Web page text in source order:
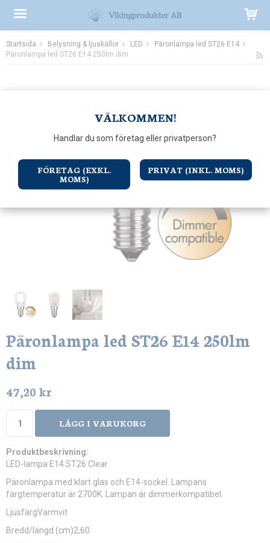
VÄLKOMMEN!
Handlar du som företag eller privatperson?
FÖRETAG (EXKL.
MOMS)
PRIVAT (INKL. MOMS)
Produkten har blivit tillagd i varukorgen
Startsida Belysning & ljuskällor LED
Päronlampa led ST26 E14
Päronlampa led ST26 E14 250lm dim
Päronlampa led ST26 E14 250lm
dim
47,20 kr
LÄGG I VARUKORG
Produktbeskrivning:
LED-lampa E14 ST26 Clear
Päronlampa med klart glas och E14-sockel. Lampans
färgtemperatur är 2700K. Lampan är dimmerkompatibel.
LjusfärgVarmvit
Bredd/längd (cm)2,60